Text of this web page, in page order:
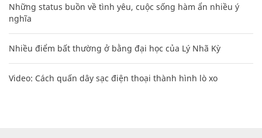
Những status buồn về tình yêu, cuộc sống hàm ẩn nhiều ý
nghĩa
Nhiều điểm bất thường ở bằng đại học của Lý Nhã Kỳ
Video: Cách quấn dây sạc điện thoại thành hình lò xo